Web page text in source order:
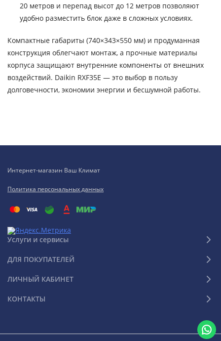
20 метров и перепад высот до 12 метров позволяют
удобно разместить блок даже в сложных условиях.
Компактные габариты (740×343×550 мм) и продуманная
конструкция облегчают монтаж, а прочные материалы
корпуса защищают внутренние компоненты от внешних
воздействий. Daikin RXF35E — это выбор в пользу
долговечности, экономии энергии и бесшумной работы.
Интернет-магазин Ваш Климат
Политика персональных данных
Услуги и сервисы
ДЛЯ ПОКУПАТЕЛЕЙ
ЛИЧНЫЙ КАБИНЕТ
КОНТАКТЫ